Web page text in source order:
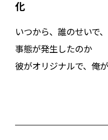
化
いつから、誰のせいで
事態が発生したのか
彼がオリジナルで、